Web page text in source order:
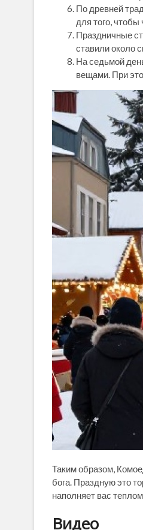
По древней
для того,
Праздничные
ставили около
На седьмой
вещами. При
Таким образом,
бога. Праздную это
наполняет вас
Видео